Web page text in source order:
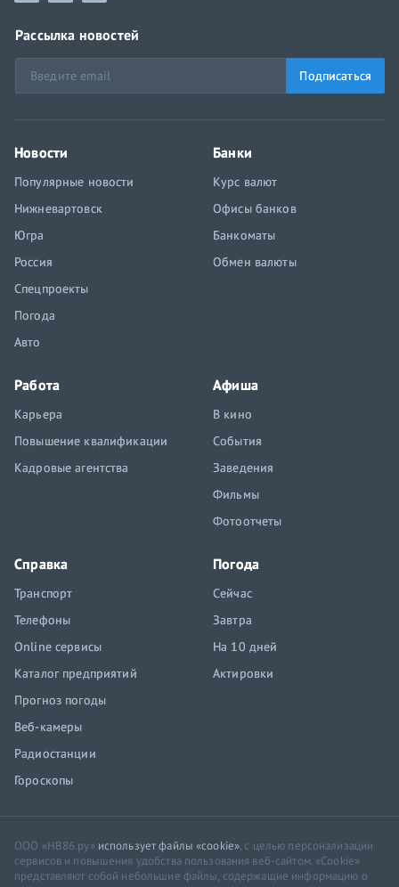
Рассылка новостей
Подписаться
Новости
Популярные новости
Нижневартовск
Югра
Россия
Спецпроекты
Погода
Авто
Банки
Курс валют
Офисы банков
Банкоматы
Обмен валюты
Работа
Карьера
Повышение квалификации
Кадровые агентства
Афиша
В кино
События
Заведения
Фильмы
Фотоотчеты
Справка
Транспорт
Телефоны
Online сервисы
Каталог предприятий
Прогноз погоды
Веб-камеры
Радиостанции
Гороскопы
Погода
Сейчас
Завтра
На 10 дней
Актировки
ООО «НВ86.ру» использует файлы «cookie», с целью персонализации
сервисов и повышения удобства пользования веб-сайтом. «Cookie»
представляют собой небольшие файлы, содержащие информацию о